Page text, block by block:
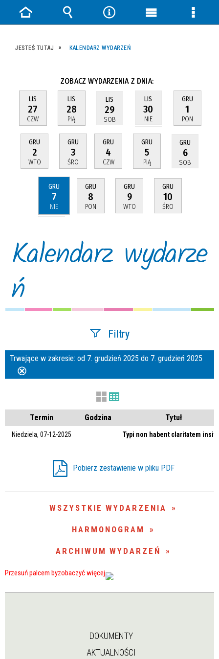
JESTEŚ TUTAJ KALENDARZ WYDARZEŃ
ZOBACZ WYDARZENIA Z DNIA:
LIS
27
CZW
LIS
28
PIĄ
LIS
29
SOB
LIS
30
NIE
GRU
1
PON
GRU
2
WTO
GRU
3
ŚRO
GRU
4
CZW
GRU
5
PIĄ
GRU
6
SOB
GRU
7
NIE
GRU
8
PON
GRU
9
WTO
GRU
10
ŚRO
Kalendarz wydarze
ń
Filtry
Szukana fraza
Trwające w zakresie
Trwające w zakresie: od 7. grudzień 2025 do 7. grudzień 2025
Termin Godzina Tytuł
Niedziela, 07-12-2025 Typi non habent claritatem
Pobierz zestawienie w pliku PDF
WSZYSTKIE WYDARZENIA
HARMONOGRAM
ARCHIWUM WYDARZEŃ
DOKUMENTY
AKTUALNOŚCI
Strona
główna
Wyszukiwarka
NarzędziaMenu
Menu